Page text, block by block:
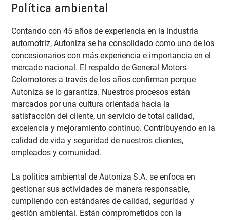
Política ambiental
Contando con 45 años de experiencia en la industria
automotriz, Autoniza se ha consolidado como uno de los
concesionarios con más experiencia e importancia en el
mercado nacional. El respaldo de General Motors-
Colomotores a través de los años confirman porque
Autoniza se lo garantiza. Nuestros procesos están
marcados por una cultura orientada hacia la
satisfacción del cliente, un servicio de total calidad,
excelencia y mejoramiento continuo. Contribuyendo en la
calidad de vida y seguridad de nuestros clientes,
empleados y comunidad.
La política ambiental de Autoniza S.A. se enfoca en
gestionar sus actividades de manera responsable,
cumpliendo con estándares de calidad, seguridad y
gestión ambiental. Están comprometidos con la